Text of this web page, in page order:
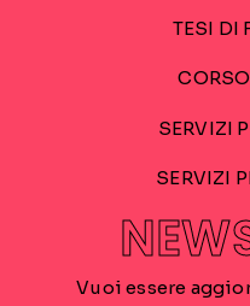
TESI DI
SERVIZI
SERVIZI
Vuoi essere